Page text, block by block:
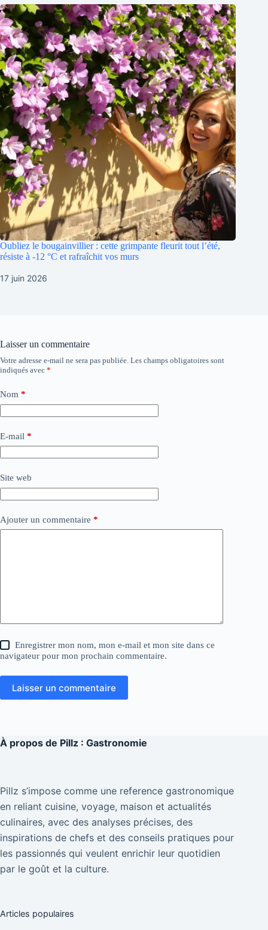
Oubliez le bougainvillier : cette grimpante fleurit tout l’été,
résiste à -12 °C et rafraîchit vos murs
17 juin 2026
Laisser un commentaire
Votre adresse e-mail ne sera pas publiée. Les champs obligatoires sont
indiqués avec *
Nom *
E-mail *
Site web
Ajouter un commentaire *
Enregistrer mon nom, mon e-mail et mon site dans ce
navigateur pour mon prochain commentaire.
Laisser un commentaire
À propos de Pillz : Gastronomie
Pillz s’impose comme une reference gastronomique
en reliant cuisine, voyage, maison et actualités
culinaires, avec des analyses précises, des
inspirations de chefs et des conseils pratiques pour
les passionnés qui veulent enrichir leur quotidien
par le goût et la culture.
Articles populaires